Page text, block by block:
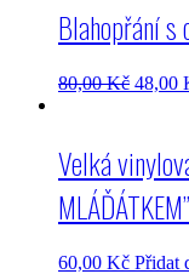
Blahopřání s
80,00Kč 48,00
Velká
60,00 Kč Přidat